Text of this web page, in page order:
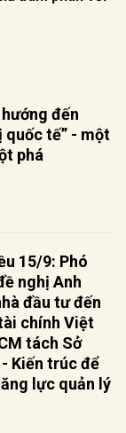
hướng đến
quốc tế” - một
phá
15/9: Phó
nghị Anh
đầu tư đến
chính Việt
tách Sở
Kiến trúc để
lực quản lý